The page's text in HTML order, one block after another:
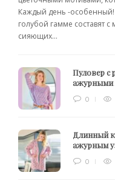
Каждый день -
голубой гамме составят
сияющих...
Пуловер с
ажурными
0
Длинный
ажурным
0